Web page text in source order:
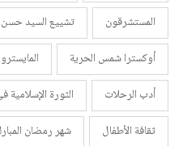
المستشرقون
تشييع السيد حسن
أوكسترا شمس الحرية
أدب الرحلات
الثورة الإسلامية
ثقافة الأطفال
شهر رمضان